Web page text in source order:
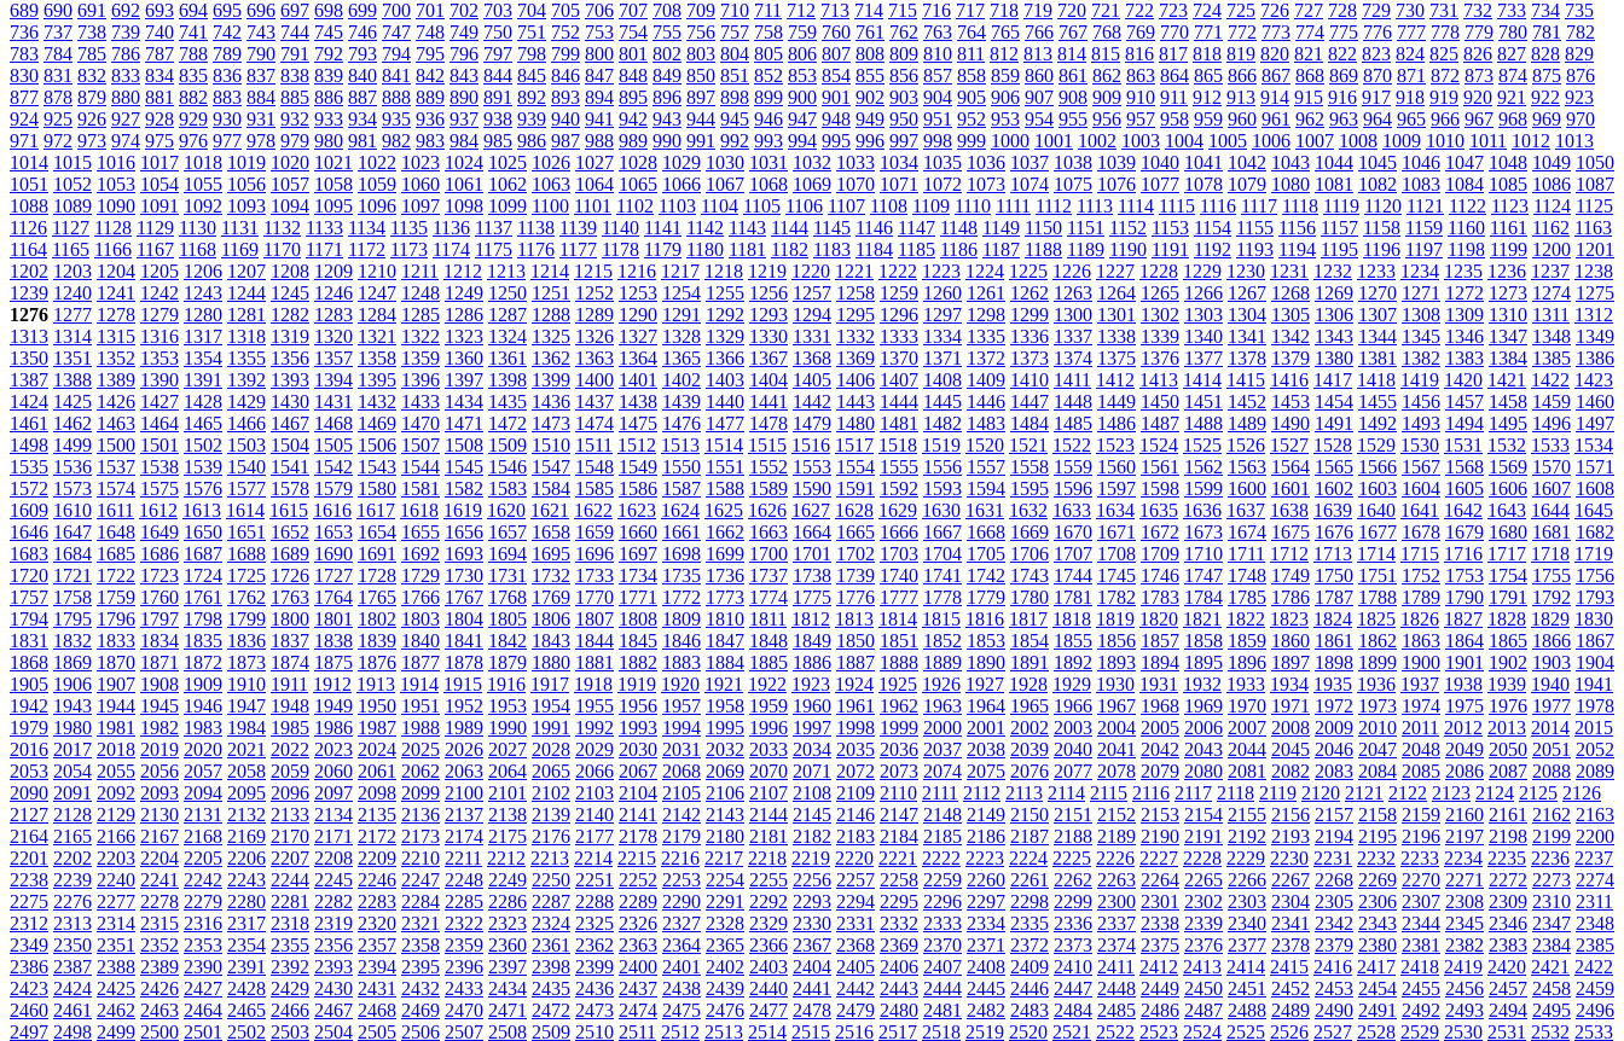
689 690 691 692 693 694 695 696 697 698 699 700 701 702 703 704 705 706 707 708 709 710 711 712 713 714 715 716 717 718 719 720 721 722 723 724 725 726 727 728 729 730 731 732 733 734 735
736 737 738 739 740 741 742 743 744 745 746 747 748 749 750 751 752 753 754 755 756 757 758 759 760 761 762 763 764 765 766 767 768 769 770 771 772 773 774 775 776 777 778 779 780 781 782
783 784 785 786 787 788 789 790 791 792 793 794 795 796 797 798 799 800 801 802 803 804 805 806 807 808 809 810 811 812 813 814 815 816 817 818 819 820 821 822 823 824 825 826 827 828 829
830 831 832 833 834 835 836 837 838 839 840 841 842 843 844 845 846 847 848 849 850 851 852 853 854 855 856 857 858 859 860 861 862 863 864 865 866 867 868 869 870 871 872 873 874 875 876
877 878 879 880 881 882 883 884 885 886 887 888 889 890 891 892 893 894 895 896 897 898 899 900 901 902 903 904 905 906 907 908 909 910 911 912 913 914 915 916 917 918 919 920 921 922 923
924 925 926 927 928 929 930 931 932 933 934 935 936 937 938 939 940 941 942 943 944 945 946 947 948 949 950 951 952 953 954 955 956 957 958 959 960 961 962 963 964 965 966 967 968 969 970
971 972 973 974 975 976 977 978 979 980 981 982 983 984 985 986 987 988 989 990 991 992 993 994 995 996 997 998 999 1000 1001 1002 1003 1004 1005 1006 1007 1008 1009 1010 1011 1012 1013
1014 1015 1016 1017 1018 1019 1020 1021 1022 1023 1024 1025 1026 1027 1028 1029 1030 1031 1032 1033 1034 1035 1036 1037 1038 1039 1040 1041 1042 1043 1044 1045 1046 1047 1048 1049 1050
1051 1052 1053 1054 1055 1056 1057 1058 1059 1060 1061 1062 1063 1064 1065 1066 1067 1068 1069 1070 1071 1072 1073 1074 1075 1076 1077 1078 1079 1080 1081 1082 1083 1084 1085 1086 1087
1088 1089 1090 1091 1092 1093 1094 1095 1096 1097 1098 1099 1100 1101 1102 1103 1104 1105 1106 1107 1108 1109 1110 1111 1112 1113 1114 1115 1116 1117 1118 1119 1120 1121 1122 1123 1124 1125
1126 1127 1128 1129 1130 1131 1132 1133 1134 1135 1136 1137 1138 1139 1140 1141 1142 1143 1144 1145 1146 1147 1148 1149 1150 1151 1152 1153 1154 1155 1156 1157 1158 1159 1160 1161 1162 1163
1164 1165 1166 1167 1168 1169 1170 1171 1172 1173 1174 1175 1176 1177 1178 1179 1180 1181 1182 1183 1184 1185 1186 1187 1188 1189 1190 1191 1192 1193 1194 1195 1196 1197 1198 1199 1200 1201
1202 1203 1204 1205 1206 1207 1208 1209 1210 1211 1212 1213 1214 1215 1216 1217 1218 1219 1220 1221 1222 1223 1224 1225 1226 1227 1228 1229 1230 1231 1232 1233 1234 1235 1236 1237 1238
1239 1240 1241 1242 1243 1244 1245 1246 1247 1248 1249 1250 1251 1252 1253 1254 1255 1256 1257 1258 1259 1260 1261 1262 1263 1264 1265 1266 1267 1268 1269 1270 1271 1272 1273 1274 1275
1276 1277 1278 1279 1280 1281 1282 1283 1284 1285 1286 1287 1288 1289 1290 1291 1292 1293 1294 1295 1296 1297 1298 1299 1300 1301 1302 1303 1304 1305 1306 1307 1308 1309 1310 1311 1312
1313 1314 1315 1316 1317 1318 1319 1320 1321 1322 1323 1324 1325 1326 1327 1328 1329 1330 1331 1332 1333 1334 1335 1336 1337 1338 1339 1340 1341 1342 1343 1344 1345 1346 1347 1348 1349
1350 1351 1352 1353 1354 1355 1356 1357 1358 1359 1360 1361 1362 1363 1364 1365 1366 1367 1368 1369 1370 1371 1372 1373 1374 1375 1376 1377 1378 1379 1380 1381 1382 1383 1384 1385 1386
1387 1388 1389 1390 1391 1392 1393 1394 1395 1396 1397 1398 1399 1400 1401 1402 1403 1404 1405 1406 1407 1408 1409 1410 1411 1412 1413 1414 1415 1416 1417 1418 1419 1420 1421 1422 1423
1424 1425 1426 1427 1428 1429 1430 1431 1432 1433 1434 1435 1436 1437 1438 1439 1440 1441 1442 1443 1444 1445 1446 1447 1448 1449 1450 1451 1452 1453 1454 1455 1456 1457 1458 1459 1460
1461 1462 1463 1464 1465 1466 1467 1468 1469 1470 1471 1472 1473 1474 1475 1476 1477 1478 1479 1480 1481 1482 1483 1484 1485 1486 1487 1488 1489 1490 1491 1492 1493 1494 1495 1496 1497
1498 1499 1500 1501 1502 1503 1504 1505 1506 1507 1508 1509 1510 1511 1512 1513 1514 1515 1516 1517 1518 1519 1520 1521 1522 1523 1524 1525 1526 1527 1528 1529 1530 1531 1532 1533 1534
1535 1536 1537 1538 1539 1540 1541 1542 1543 1544 1545 1546 1547 1548 1549 1550 1551 1552 1553 1554 1555 1556 1557 1558 1559 1560 1561 1562 1563 1564 1565 1566 1567 1568 1569 1570 1571
1572 1573 1574 1575 1576 1577 1578 1579 1580 1581 1582 1583 1584 1585 1586 1587 1588 1589 1590 1591 1592 1593 1594 1595 1596 1597 1598 1599 1600 1601 1602 1603 1604 1605 1606 1607 1608
1609 1610 1611 1612 1613 1614 1615 1616 1617 1618 1619 1620 1621 1622 1623 1624 1625 1626 1627 1628 1629 1630 1631 1632 1633 1634 1635 1636 1637 1638 1639 1640 1641 1642 1643 1644 1645
1646 1647 1648 1649 1650 1651 1652 1653 1654 1655 1656 1657 1658 1659 1660 1661 1662 1663 1664 1665 1666 1667 1668 1669 1670 1671 1672 1673 1674 1675 1676 1677 1678 1679 1680 1681 1682
1683 1684 1685 1686 1687 1688 1689 1690 1691 1692 1693 1694 1695 1696 1697 1698 1699 1700 1701 1702 1703 1704 1705 1706 1707 1708 1709 1710 1711 1712 1713 1714 1715 1716 1717 1718 1719
1720 1721 1722 1723 1724 1725 1726 1727 1728 1729 1730 1731 1732 1733 1734 1735 1736 1737 1738 1739 1740 1741 1742 1743 1744 1745 1746 1747 1748 1749 1750 1751 1752 1753 1754 1755 1756
1757 1758 1759 1760 1761 1762 1763 1764 1765 1766 1767 1768 1769 1770 1771 1772 1773 1774 1775 1776 1777 1778 1779 1780 1781 1782 1783 1784 1785 1786 1787 1788 1789 1790 1791 1792 1793
1794 1795 1796 1797 1798 1799 1800 1801 1802 1803 1804 1805 1806 1807 1808 1809 1810 1811 1812 1813 1814 1815 1816 1817 1818 1819 1820 1821 1822 1823 1824 1825 1826 1827 1828 1829 1830
1831 1832 1833 1834 1835 1836 1837 1838 1839 1840 1841 1842 1843 1844 1845 1846 1847 1848 1849 1850 1851 1852 1853 1854 1855 1856 1857 1858 1859 1860 1861 1862 1863 1864 1865 1866 1867
1868 1869 1870 1871 1872 1873 1874 1875 1876 1877 1878 1879 1880 1881 1882 1883 1884 1885 1886 1887 1888 1889 1890 1891 1892 1893 1894 1895 1896 1897 1898 1899 1900 1901 1902 1903 1904
1905 1906 1907 1908 1909 1910 1911 1912 1913 1914 1915 1916 1917 1918 1919 1920 1921 1922 1923 1924 1925 1926 1927 1928 1929 1930 1931 1932 1933 1934 1935 1936 1937 1938 1939 1940 1941
1942 1943 1944 1945 1946 1947 1948 1949 1950 1951 1952 1953 1954 1955 1956 1957 1958 1959 1960 1961 1962 1963 1964 1965 1966 1967 1968 1969 1970 1971 1972 1973 1974 1975 1976 1977 1978
1979 1980 1981 1982 1983 1984 1985 1986 1987 1988 1989 1990 1991 1992 1993 1994 1995 1996 1997 1998 1999 2000 2001 2002 2003 2004 2005 2006 2007 2008 2009 2010 2011 2012 2013 2014 2015
2016 2017 2018 2019 2020 2021 2022 2023 2024 2025 2026 2027 2028 2029 2030 2031 2032 2033 2034 2035 2036 2037 2038 2039 2040 2041 2042 2043 2044 2045 2046 2047 2048 2049 2050 2051 2052
2053 2054 2055 2056 2057 2058 2059 2060 2061 2062 2063 2064 2065 2066 2067 2068 2069 2070 2071 2072 2073 2074 2075 2076 2077 2078 2079 2080 2081 2082 2083 2084 2085 2086 2087 2088 2089
2090 2091 2092 2093 2094 2095 2096 2097 2098 2099 2100 2101 2102 2103 2104 2105 2106 2107 2108 2109 2110 2111 2112 2113 2114 2115 2116 2117 2118 2119 2120 2121 2122 2123 2124 2125 2126
2127 2128 2129 2130 2131 2132 2133 2134 2135 2136 2137 2138 2139 2140 2141 2142 2143 2144 2145 2146 2147 2148 2149 2150 2151 2152 2153 2154 2155 2156 2157 2158 2159 2160 2161 2162 2163
2164 2165 2166 2167 2168 2169 2170 2171 2172 2173 2174 2175 2176 2177 2178 2179 2180 2181 2182 2183 2184 2185 2186 2187 2188 2189 2190 2191 2192 2193 2194 2195 2196 2197 2198 2199 2200
2201 2202 2203 2204 2205 2206 2207 2208 2209 2210 2211 2212 2213 2214 2215 2216 2217 2218 2219 2220 2221 2222 2223 2224 2225 2226 2227 2228 2229 2230 2231 2232 2233 2234 2235 2236 2237
2238 2239 2240 2241 2242 2243 2244 2245 2246 2247 2248 2249 2250 2251 2252 2253 2254 2255 2256 2257 2258 2259 2260 2261 2262 2263 2264 2265 2266 2267 2268 2269 2270 2271 2272 2273 2274
2275 2276 2277 2278 2279 2280 2281 2282 2283 2284 2285 2286 2287 2288 2289 2290 2291 2292 2293 2294 2295 2296 2297 2298 2299 2300 2301 2302 2303 2304 2305 2306 2307 2308 2309 2310 2311
2312 2313 2314 2315 2316 2317 2318 2319 2320 2321 2322 2323 2324 2325 2326 2327 2328 2329 2330 2331 2332 2333 2334 2335 2336 2337 2338 2339 2340 2341 2342 2343 2344 2345 2346 2347 2348
2349 2350 2351 2352 2353 2354 2355 2356 2357 2358 2359 2360 2361 2362 2363 2364 2365 2366 2367 2368 2369 2370 2371 2372 2373 2374 2375 2376 2377 2378 2379 2380 2381 2382 2383 2384 2385
2386 2387 2388 2389 2390 2391 2392 2393 2394 2395 2396 2397 2398 2399 2400 2401 2402 2403 2404 2405 2406 2407 2408 2409 2410 2411 2412 2413 2414 2415 2416 2417 2418 2419 2420 2421 2422
2423 2424 2425 2426 2427 2428 2429 2430 2431 2432 2433 2434 2435 2436 2437 2438 2439 2440 2441 2442 2443 2444 2445 2446 2447 2448 2449 2450 2451 2452 2453 2454 2455 2456 2457 2458 2459
2460 2461 2462 2463 2464 2465 2466 2467 2468 2469 2470 2471 2472 2473 2474 2475 2476 2477 2478 2479 2480 2481 2482 2483 2484 2485 2486 2487 2488 2489 2490 2491 2492 2493 2494 2495 2496
2497 2498 2499 2500 2501 2502 2503 2504 2505 2506 2507 2508 2509 2510 2511 2512 2513 2514 2515 2516 2517 2518 2519 2520 2521 2522 2523 2524 2525 2526 2527 2528 2529 2530 2531 2532 2533